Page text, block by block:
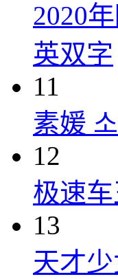
2020
英双字
11
素媛
12
极速车
13
天才